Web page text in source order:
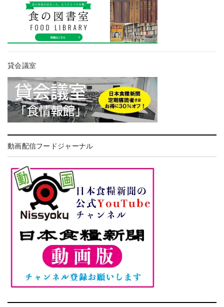
貸会議室
動画配信フードジャーナル